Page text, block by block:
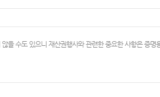
을 수도 있으니 재산권행사와 관련한 중요한 사항은 증